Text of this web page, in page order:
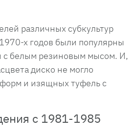
различных субкультур
х годов были популярны
с белым резиновым мысом. И,
диско не могло
и изящных туфель с
с 1981-1985